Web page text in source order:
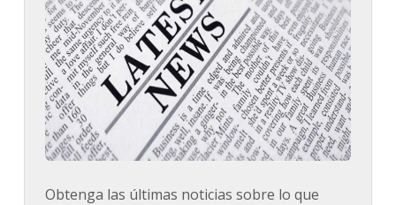
Obtenga las últimas noticias sobre lo que